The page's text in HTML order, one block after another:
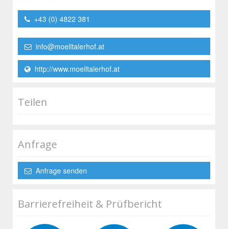
+43 (0) 4822 381
info@moelltalerhof.at
http://www.moelltalerhof.at
Teilen
Anfrage
Anfrage senden
Barrierefreiheit & Prüfbericht